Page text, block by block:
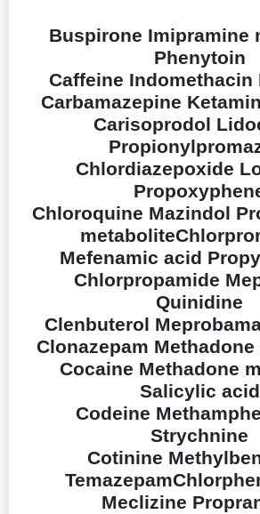
Buspirone Imipramine
Phenytoin
Caffeine Indomethacin
Carbamazepine
Carisoprodol
Chlordiazepoxide
Chloroquine Mazindol
Mefenamic acid
Chlorpropamide
Quinidine
Clenbuterol
Clonazepam
Cocaine Methadone
Salicylic acid
Codeine
Strychnine
Cotinine
Meclizine